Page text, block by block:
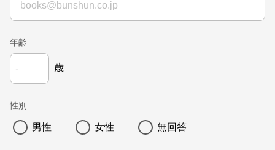
年齢
歳
性別
男性 女性 無回答